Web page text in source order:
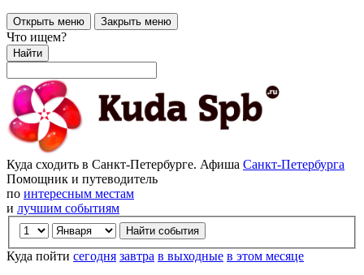
Открыть меню Закрыть меню
Что ищем?
Найти
Куда сходить в Санкт-Петербурге. Афиша Санкт-Петербурга
Помощник и путеводитель
по интересным местам
и лучшим событиям
Куда пойти сегодня завтра в выходные в этом месяце